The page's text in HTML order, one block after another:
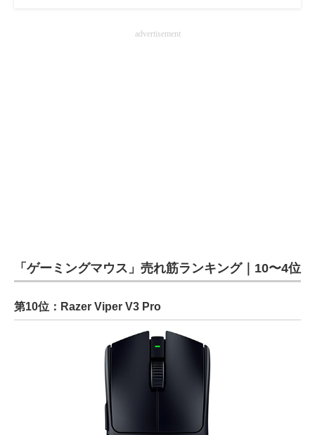
advertisement
「ゲーミングマウス」売れ筋ランキング｜10〜4位
第10位：Razer Viper V3 Pro